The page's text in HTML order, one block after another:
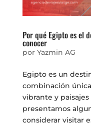
Por qué Egipto es el
conocer
por Yazmin AG
Egipto es un
combinación
vibrante y
presentamos
considerar visitar